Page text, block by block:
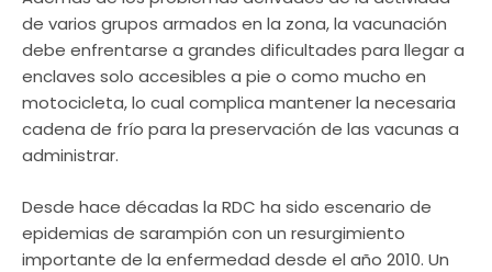
de varios grupos armados en la zona, la vacunación
debe enfrentarse a grandes dificultades para llegar a
enclaves solo accesibles a pie o como mucho en
motocicleta, lo cual complica mantener la necesaria
cadena de frío para la preservación de las vacunas a
administrar.
Desde hace décadas la RDC ha sido escenario de
epidemias de sarampión con un resurgimiento
importante de la enfermedad desde el año 2010. Un